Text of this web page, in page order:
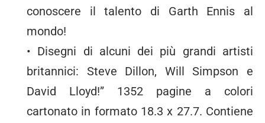
conoscere il talento di Garth Ennis al
mondo!
• Disegni di alcuni dei più grandi artisti
britannici: Steve Dillon, Will Simpson e
David Lloyd!” 1352 pagine a colori
cartonato in formato 18.3 x 27.7. Contiene